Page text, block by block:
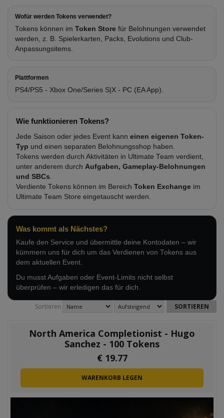
Wofür werden Tokens verwendet?
Tokens können im Token Store für Belohnungen verwendet
werden, z. B. Spielerkarten, Packs, Evolutions und Club-
Anpassungsitems.
Plattformen
PS4/PS5 - Xbox One/Series S|X - PC (EA App).
Wie funktionieren Tokens?
Jede Saison oder jedes Event kann einen eigenen Token-
Typ und einen separaten Belohnungsshop haben.
Tokens werden durch Aktivitäten in Ultimate Team verdient,
unter anderem durch Aufgaben, Gameplay-Belohnungen
und SBCs.
Verdiente Tokens können im Bereich Token Exchange im
Ultimate Team Store eingetauscht werden.
Was kommt als Nächstes?
Kaufe den Service und übermittle deine Kontodaten – wir
kümmern uns für dich um das Verdienen von Tokens aus
dem aktuellen Event.
Du musst Aufgaben oder Event-Limits nicht selbst
überprüfen – wir erledigen das für dich.
Sortieren
North America Completionist - Hugo
Sanchez - 100 Tokens
€ 19.77
WARENKORB LEGEN